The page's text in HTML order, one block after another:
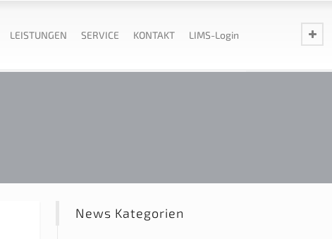
LEISTUNGEN SERVICE KONTAKT LIMS-Login
News Kategorien